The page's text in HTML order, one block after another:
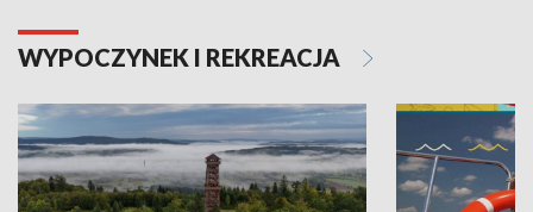
WYPOCZYNEK I REKREACJA